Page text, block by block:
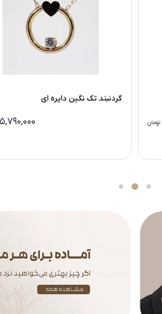
تومان
گردنبند تک نگین دایره ای